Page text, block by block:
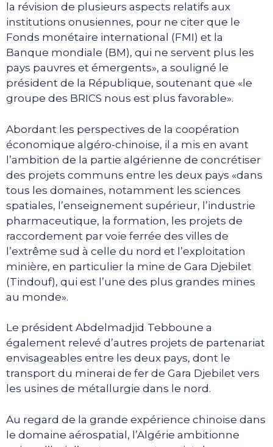
la révision de plusieurs aspects relatifs aux
institutions onusiennes, pour ne citer que le
Fonds monétaire international (FMI) et la
Banque mondiale (BM), qui ne servent plus les
pays pauvres et émergents», a souligné le
président de la République, soutenant que «le
groupe des BRICS nous est plus favorable».
Abordant les perspectives de la coopération
économique algéro-chinoise, il a mis en avant
l’ambition de la partie algérienne de concrétiser
des projets communs entre les deux pays «dans
tous les domaines, notamment les sciences
spatiales, l’enseignement supérieur, l’industrie
pharmaceutique, la formation, les projets de
raccordement par voie ferrée des villes de
l’extrême sud à celle du nord et l’exploitation
minière, en particulier la mine de Gara Djebilet
(Tindouf), qui est l’une des plus grandes mines
au monde».
Le président Abdelmadjid Tebboune a
également relevé d’autres projets de partenariat
envisageables entre les deux pays, dont le
transport du minerai de fer de Gara Djebilet vers
les usines de métallurgie dans le nord.
Au regard de la grande expérience chinoise dans
le domaine aérospatial, l’Algérie ambitionne